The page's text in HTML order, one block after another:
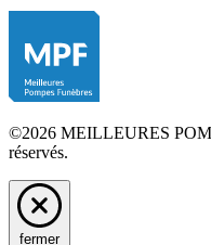
©2026 MEILLEURES
réservés.
fermer